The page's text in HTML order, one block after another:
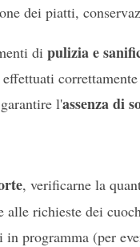
dei piatti,
di pulizia e
l'assenza di
, verificarne la
alle richieste dei
programma (per